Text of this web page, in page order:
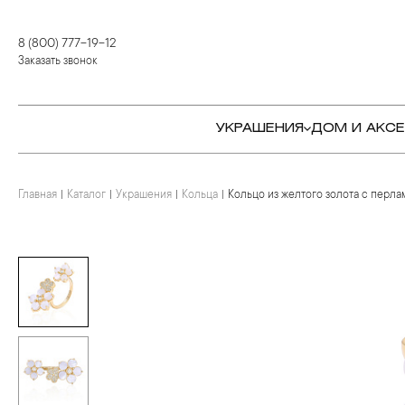
8 (800) 777-19-12
Заказать звонок
УКРАШЕНИЯ
КОЛЬЦА
ПОДВЕСКИ И КРЕСТЫ
БРОШИ
ЦЕПИ
ДОМ И
СТОЛОВЫЕ ПРИБОРЫ
ДЛЯ ЧАЯ
ДЛЯ КОФЕ
ДЕТЯМ
КОЛЬЦА
БРАСЛЕТЫ
КОЛЬЕ И ПОДВЕСКИ
КАМНЕРЕЗНОЕ
Главная Каталог Украшения Кольца Кольцо из желтого золота с